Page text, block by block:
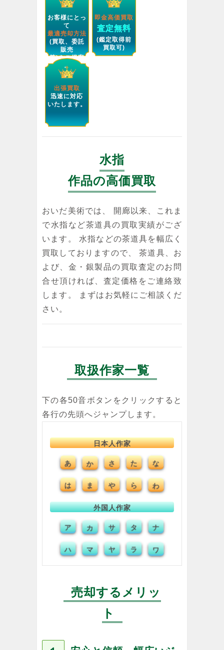
お客様にとっ
て
最適売却方法
(買取、委託
販売
等)をご提案
します。
即金高価買取
査定無料
(鑑定取得前
買取可)
出張買取
迅速に対応
いたします。
水指
作品の高価買取
おいだ美術では、 開廊以来、これま
で水指など茶道具の買取実績がござ
います。 水指などの茶道具を幅広く
買取しておりますので、 茶道具、お
よび、金・銀製品の買取査定のお問
合せ頂ければ、査定価格をご連絡致
します。 まずはお気軽にご相談くだ
さい。
取扱作家一覧
下の各50音ボタンをクリックすると
各行の先頭へジャンプします。
日本人作家
あ か さ た な
は ま や ら わ
外国人作家
ア カ サ タ ナ
ハ マ ヤ ラ ワ
売却するメリッ
ト